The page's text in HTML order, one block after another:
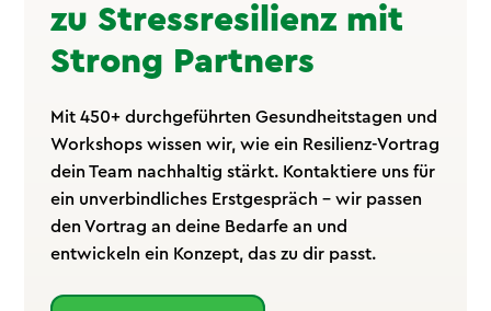
zu Stressresilienz mit
Strong Partners
Mit 450+ durchgeführten Gesundheitstagen und
Workshops wissen wir, wie ein Resilienz-Vortrag
dein Team nachhaltig stärkt. Kontaktiere uns für
ein unverbindliches Erstgespräch – wir passen
den Vortrag an deine Bedarfe an und
entwickeln ein Konzept, das zu dir passt.